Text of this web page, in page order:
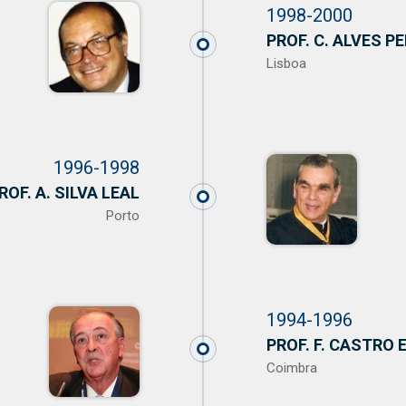
1998-2000
PROF. C. ALVES
Lisboa
1996-1998
A. SILVA LEAL
Porto
1994-1996
PROF. F. CASTRO
Coimbra